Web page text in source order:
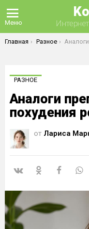
Меню
Вы здесь:
Главная Разное Аналоги препарата
РАЗНОЕ
Аналоги
похудения
от Лариса